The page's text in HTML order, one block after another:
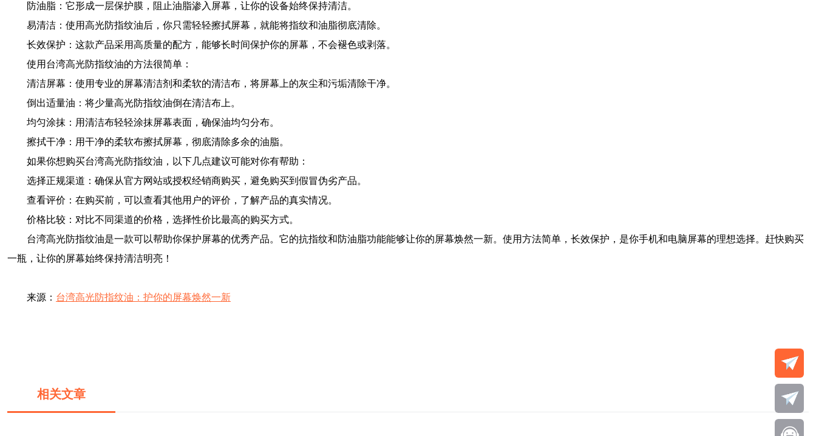
防油脂：它形成一层保护膜，阻止油脂渗入屏幕，让你的设备始终保持清洁。
易清洁：使用高光防指纹油后，你只需轻轻擦拭屏幕，就能将指纹和油脂彻底清除。
长效保护：这款产品采用高质量的配方，能够长时间保护你的屏幕，不会褪色或剥落。
使用台湾高光防指纹油的方法很简单：
清洁屏幕：使用专业的屏幕清洁剂和柔软的清洁布，将屏幕上的灰尘和污垢清除干净。
倒出适量油：将少量高光防指纹油倒在清洁布上。
均匀涂抹：用清洁布轻轻涂抹屏幕表面，确保油均匀分布。
擦拭干净：用干净的柔软布擦拭屏幕，彻底清除多余的油脂。
如果你想购买台湾高光防指纹油，以下几点建议可能对你有帮助：
选择正规渠道：确保从官方网站或授权经销商购买，避免购买到假冒伪劣产品。
查看评价：在购买前，可以查看其他用户的评价，了解产品的真实情况。
价格比较：对比不同渠道的价格，选择性价比最高的购买方式。
台湾高光防指纹油是一款可以帮助你保护屏幕的优秀产品。它的抗指纹和防油脂功能能够让你的屏幕焕然一新。使用方法简单，长效保护，是你手机和电脑屏幕的理想选择。赶快购买
一瓶，让你的屏幕始终保持清洁明亮！
来源： 台湾高光防指纹油：护你的屏幕焕然一新
相关文章